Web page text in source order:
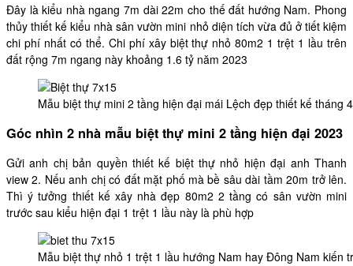
Đây là kiểu nhà ngang 7m dài 22m cho thế đất hướng Nam. Phong
thủy thiết kế kiểu nhà sân vườn mini nhỏ diện tích vừa đủ ở tiết kiệm
chi phí nhất có thể. Chi phí xây biệt thự nhỏ 80m2 1 trệt 1 lầu trên
đất rộng 7m ngang này khoảng 1.6 tỷ năm 2023
Mẫu biệt thự mini 2 tầng hiện đại mái Lệch đẹp thiết kế tháng
Góc nhìn 2 nhà mẫu biệt thự mini 2 tầng hiện đại 2023
Gửi anh chị bản quyền thiết kế biệt thự nhỏ hiện đại anh Thanh
view 2. Nếu anh chị có đất mặt phố mà bề sâu dài tầm 20m trở lên.
Thì ý tưởng thiết kế xây nhà đẹp 80m2 2 tầng có sân vườn mini
trước sau kiểu hiện đại 1 trệt 1 lầu này là phù hợp
Mẫu biệt thự nhỏ 1 trệt 1 lầu hướng Nam hay Đông Nam kiến